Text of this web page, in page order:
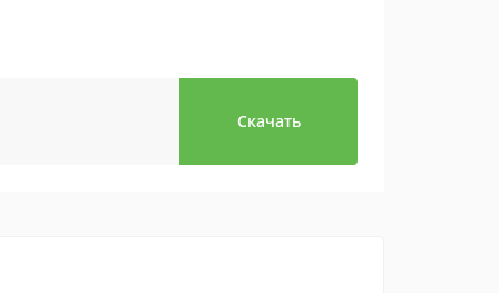
Скачать